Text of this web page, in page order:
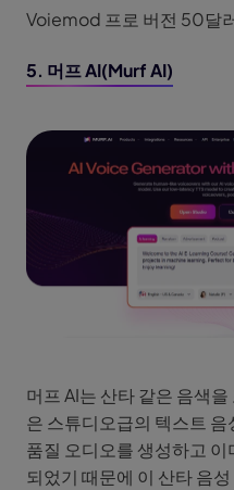
Voiemod 프로 버전 50달
5. 머프 AI(Murf AI)
머프 AI는 산타 같은 음색
은 스튜디오급의 텍스트
품질 오디오를 생성하고
되었기 때문에 이 산타 음